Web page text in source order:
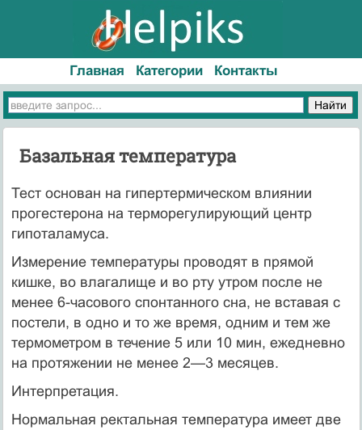
Главная Категории Контакты
Базальная температура
Тест основан на гипертермическом влиянии
прогестерона на терморегулирующий центр
гипоталамуса.
Измерение температуры проводят в прямой
кишке, во влага­лище и во рту утром после не
менее 6-часового спонтанного сна, не вставая с
постели, в одно и то же время, одним и тем же
тер­мометром в течение 5 или 10 мин, ежедневно
на протяжении не менее 2—3 месяцев.
Интерпретация.
Нормальная ректальная температура имеет две